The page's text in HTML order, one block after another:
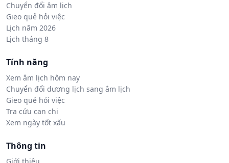
Chuyển đổi âm lịch
Gieo quẻ hỏi việc
Lịch năm 2026
Lịch tháng 8
Tính năng
Xem âm lịch hôm nay
Chuyển đổi dương lịch sang âm lịch
Gieo quẻ hỏi việc
Tra cứu can chi
Xem ngày tốt xấu
Thông tin